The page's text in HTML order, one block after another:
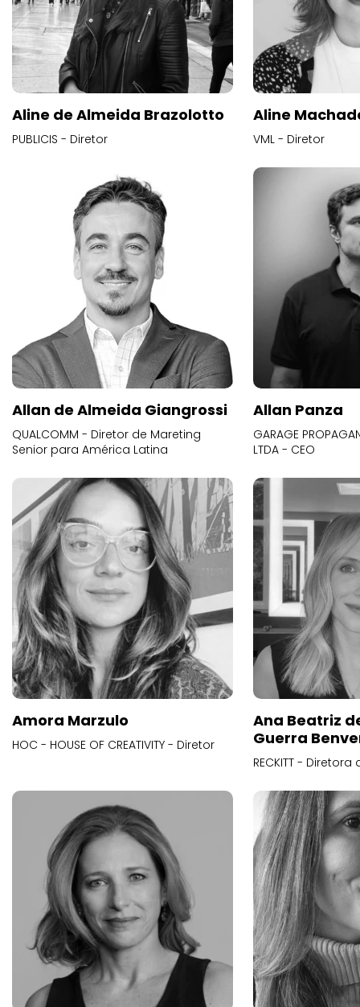
Aline de Almeida Brazolotto
PUBLICIS - Diretor
Aline
VML - Diretor
Allan de Almeida Giangrossi
QUALCOMM - Diretor de Mareting
Senior para América Latina
Allan Panza
GARAGE
LTDA - CEO
Amora Marzulo
HOC - HOUSE OF CREATIVITY - Diretor
Ana Beatriz
Guerra
RECKITT -